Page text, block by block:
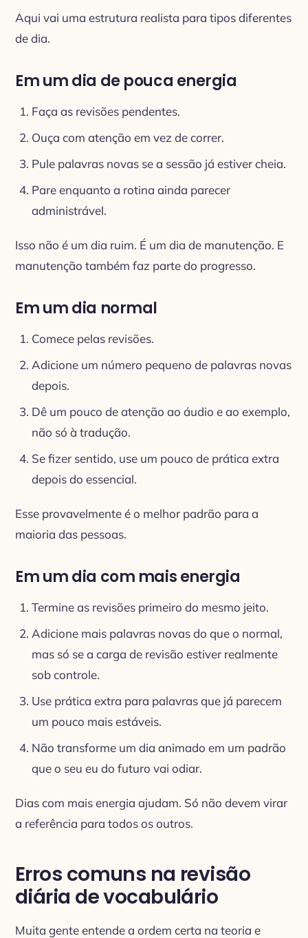
Aqui vai uma estrutura realista para tipos diferentes
de dia.
Em um dia de pouca energia
Faça as revisões pendentes.
Ouça com atenção em vez de correr.
Pule palavras novas se a sessão já estiver cheia.
Pare enquanto a rotina ainda parecer
administrável.
Isso não é um dia ruim. É um dia de manutenção. E
manutenção também faz parte do progresso.
Em um dia normal
Comece pelas revisões.
Adicione um número pequeno de palavras novas
depois.
Dê um pouco de atenção ao áudio e ao exemplo,
não só à tradução.
Se fizer sentido, use um pouco de prática extra
depois do essencial.
Esse provavelmente é o melhor padrão para a
maioria das pessoas.
Em um dia com mais energia
Termine as revisões primeiro do mesmo jeito.
Adicione mais palavras novas do que o normal,
mas só se a carga de revisão estiver realmente
sob controle.
Use prática extra para palavras que já parecem
um pouco mais estáveis.
Não transforme um dia animado em um padrão
que o seu eu do futuro vai odiar.
Dias com mais energia ajudam. Só não devem virar
a referência para todos os outros.
Erros comuns na revisão
diária de vocabulário
Muita gente entende a ordem certa na teoria e